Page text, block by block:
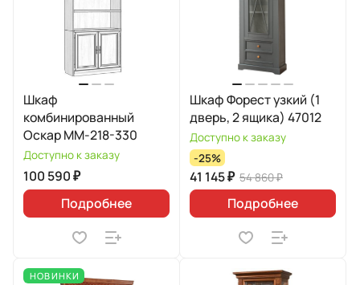
Шкаф
комбинированный
Оскар ММ-218-330
Доступно к заказу
100 590 ₽
Подробнее
Шкаф Форест узкий (1
дверь, 2 ящика) 47012
Доступно к заказу
-25%
41 145 ₽ 54 860 ₽
Подробнее
НОВИНКИ